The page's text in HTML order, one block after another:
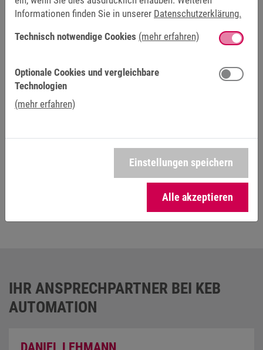
ERFAHREN SIE MEHR ÜBER KEB-DRIVE IM
VIDEO
„Externe Medien erlauben“ erklären Sie sich einverstanden, dass Ihre
IHR ANSPRECHPARTNER BEI KEB
AUTOMATION
Informationen finden Sie in unserer Datenschutzerklärung.
Technisch notwendige Cookies (mehr erfahren)
Optionale Cookies und vergleichbare
Technologien
(mehr erfahren)
Einstellungen speichern
Alle akzeptieren